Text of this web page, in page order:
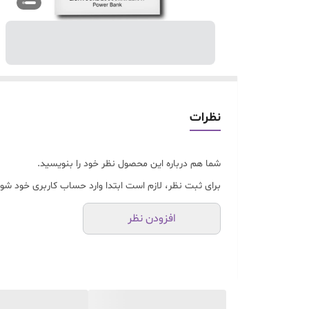
نظرات
شما هم درباره این محصول نظر خود را بنویسید.
برای ثبت نظر، لازم است ابتدا وارد حساب کاربری خود
افزودن نظر